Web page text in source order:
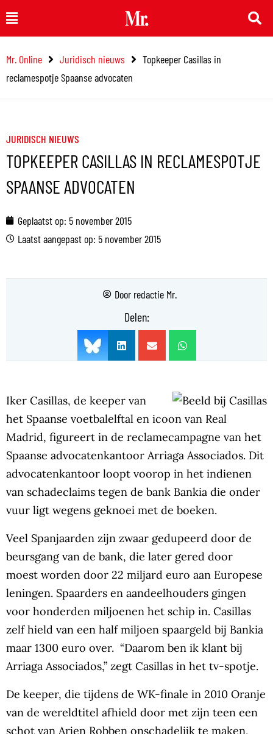
naar
inhoud
Main
Menu
Mr. Online Juridisch nieuws
Topkeeper Casillas in
reclamespotje Spaanse advocaten
JURIDISCH NIEUWS
TOPKEEPER CASILLAS IN RECLAMESPOTJE
SPAANSE ADVOCATEN
Geplaatst op: 5 november 2015
Laatst aangepast op: 5 november 2015
Door redactie Mr.
Delen:
Iker Casillas, de keeper van
het Spaanse voetbalelftal en icoon van Real
Madrid, figureert in de reclamecampagne van het
Spaanse advocatenkantoor Arriaga Associados. Dit
advocatenkantoor loopt voorop in het indienen
van schadeclaims tegen de bank Bankia die onder
vuur ligt wegens geknoei met de boeken.
Veel Spanjaarden zijn zwaar gedupeerd door de
beursgang van de bank, die later gered door
moest worden door 22 miljard euro aan Europese
leningen. Spaarders en aandeelhouders gingen
voor honderden miljoenen het schip in. Casillas
zelf hield van een half miljoen spaargeld bij Bankia
maar 1300 euro over. “Daarom ben ik klant bij
Arriaga Associados,” zegt Casillas in het tv-spotje.
De keeper, die tijdens de WK-finale in 2010 Oranje
van de wereldtitel afhield door met zijn teen een
schot van Arjen Robben onschadelijk te maken,